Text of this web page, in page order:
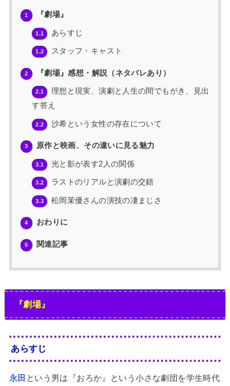
1 『劇場』
1.1 あらすじ
1.2 スタッフ・キャスト
2 『劇場』感想・解説（ネタバレあり）
2.1
理想と現実、演劇と人生の間でもがき、見出
す答え
2.2 沙希という女性の存在について
3 原作と映画、その違いに見る魅力
3.1 光と影が表す2人の関係
3.2 ラストのリアルと演劇の交錯
3.3 松岡茉優さんの演技の凄まじさ
4 おわりに
5 関連記事
『劇場』
あらすじ
永田 という男は『おろか』という小さな劇団を学生時代